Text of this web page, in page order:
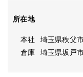
所在地
本社
埼玉県秩父
倉庫
埼玉県坂戸